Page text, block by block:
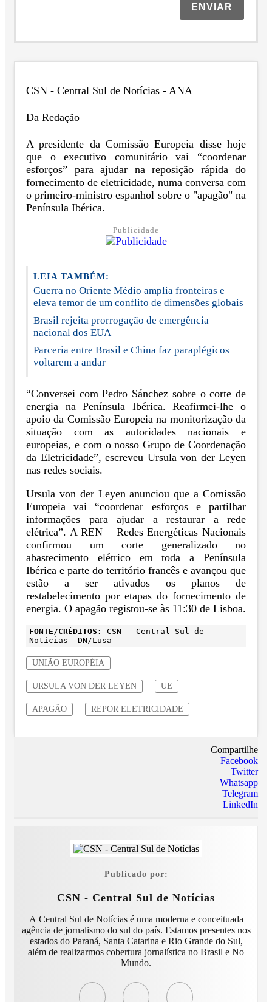
ENVIAR
CSN - Central Sul de Notícias - ANA
Da Redação
A presidente da Comissão Europeia disse hoje
que o executivo comunitário vai “coordenar
esforços” para ajudar na reposição rápida do
fornecimento de eletricidade, numa conversa com
o primeiro-ministro espanhol sobre o "apagão" na
Península Ibérica.
Publicidade
LEIA TAMBÉM:
Guerra no Oriente Médio amplia fronteiras e
eleva temor de um conflito de dimensões globais
Brasil rejeita prorrogação de emergência
nacional dos EUA
Parceria entre Brasil e China faz paraplégicos
voltarem a andar
“Conversei com Pedro Sánchez sobre o corte de
energia na Península Ibérica. Reafirmei-lhe o
apoio da Comissão Europeia na monitorização da
situação com as autoridades nacionais e
europeias, e com o nosso Grupo de Coordenação
da Eletricidade”, escreveu Ursula von der Leyen
nas redes sociais.
Ursula von der Leyen anunciou que a Comissão
Europeia vai “coordenar esforços e partilhar
informações para ajudar a restaurar a rede
elétrica”. A REN – Redes Energéticas Nacionais
confirmou um corte generalizado no
abastecimento elétrico em toda a Península
Ibérica e parte do território francês e avançou que
estão a ser ativados os planos de
restabelecimento por etapas do fornecimento de
energia. O apagão registou-se às 11:30 de Lisboa.
FONTE/CRÉDITOS:
CSN - Central Sul de
Notícias -DN/Lusa
UNIÃO EUROPÉIA
URSULA VON DER LEYEN UE
APAGÃO REPOR ELETRICIDADE
Compartilhe
Facebook
Twitter
Whatsapp
Telegram
LinkedIn
Publicado por:
CSN - Central Sul de Notícias
A Central Sul de Notícias é uma moderna e conceituada
agência de jornalismo do sul do país. Estamos presentes nos
estados do Paraná, Santa Catarina e Rio Grande do Sul,
além de realizarmos cobertura jornalística no Brasil e No
Mundo.